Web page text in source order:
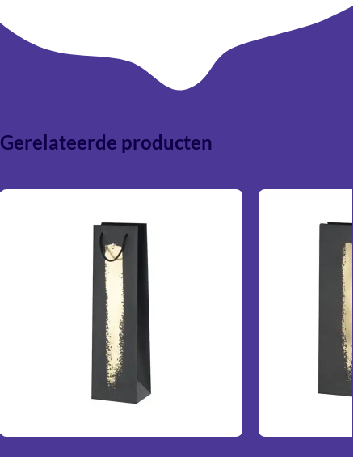
voor houten wijnkisten. Kartonnen wijnverpakkingen zijn
licht, praktisch en ideaal voor snelle en stijlvolle
Gerelateerde producten